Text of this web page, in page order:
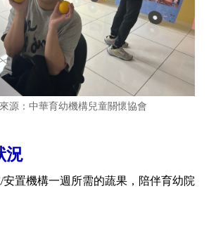
源：中華育幼機構兒童關懷協會
況
安置機構一週所需的蔬果，陪伴育幼院